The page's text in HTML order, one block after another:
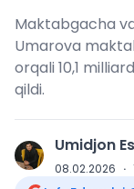
Maktabgacha
Umarova
orqali 10,1
qildi.
U Umidjon
08.02.2026 ·